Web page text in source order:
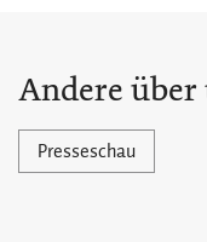
Andere über
Presseschau